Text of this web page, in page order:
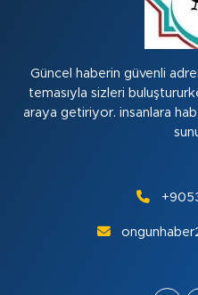
Güncel haberin güvenli
temasıyla sizleri
araya getiriyor. insanlara